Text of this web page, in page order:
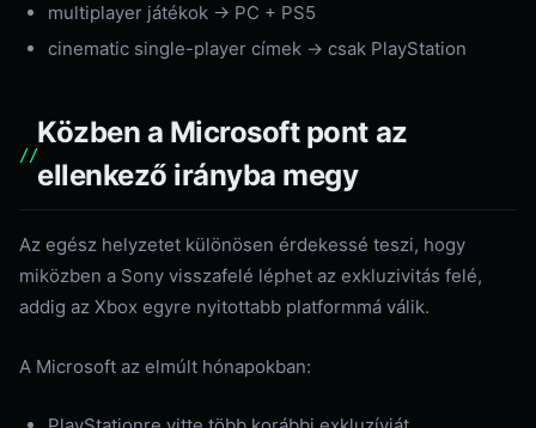
multiplayer játékok → PC + PS5
cinematic single-player címek → csak PlayStation
Közben a Microsoft pont az
ellenkező irányba megy
Az egész helyzetet különösen érdekessé teszi, hogy
miközben a Sony visszafelé léphet az exkluzivitás felé,
addig az Xbox egyre nyitottabb platformmá válik.
A Microsoft az elmúlt hónapokban: